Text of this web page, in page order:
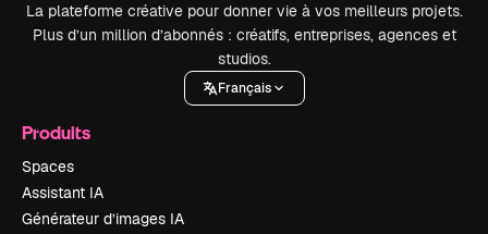
La plateforme créative pour donner vie à vos meilleurs projets.
Plus d’un million d’abonnés : créatifs, entreprises, agences et
studios.
Français
Produits
Spaces
Assistant IA
Générateur d’images IA